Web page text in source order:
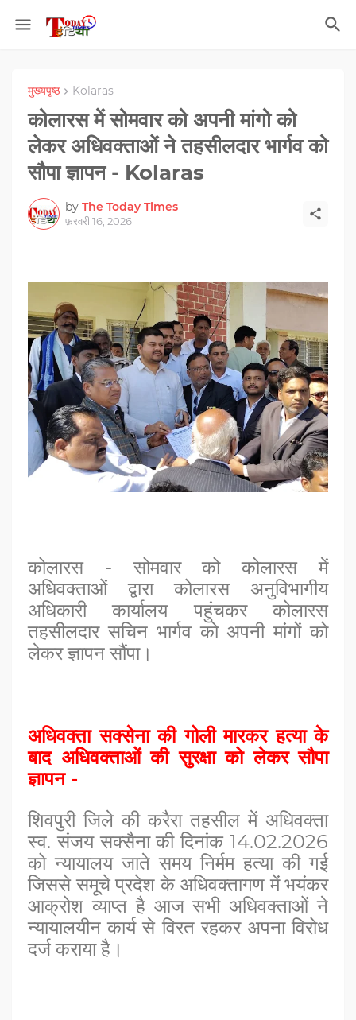
मुख्यपृष्ठ Kolaras
कोलारस में सोमवार को अपनी मांगो को
लेकर अधिवक्‍ताओं ने तहसीलदार भार्गव को
सौपा ज्ञापन - Kolaras
by The Today Times
फ़रवरी 16, 2026
कोलारस - सोमवार को कोलारस में
अधिवक्‍ताओं द्वारा कोलारस अनुविभागीय
अधिकारी कार्यालय पहुंचकर कोलारस
तहसीलदार सचिन भार्गव को अपनी मांगों को
लेकर ज्ञापन सौंपा।
अधिवक्‍ता सक्‍सेना की गोली मारकर हत्‍या के
बाद अधिवक्‍ताओं की सुरक्षा को लेकर सौपा
ज्ञापन -
शिवपुरी जिले की करैरा तहसील में अधिवक्ता
स्व. संजय सक्सैना की दिनांक 14.02.2026
को न्यायालय जाते समय निर्मम हत्या की गई
जिससे समूचे प्रदेश के अधिवक्तागण में भयंकर
आक्रोश व्याप्त है आज सभी अधिवक्ताओं ने
न्यायालयीन कार्य से विरत रहकर अपना विरोध
दर्ज कराया है।